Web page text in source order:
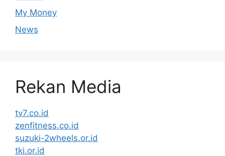
My Money
News
Rekan Media
tv7.co.id
zenfitness.co.id
suzuki-2wheels.or.id
tki.or.id